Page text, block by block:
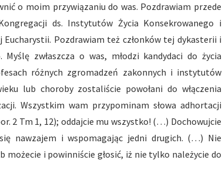
o moim przywiązaniu do was. Pozdrawiam przede
ds. Instytutów Życia Konsekrowanego i
Pozdrawiam też członków tej dykasterii i
zwłaszcza o was, młodzi kandydaci do życia
różnych zgromadzeń zakonnych i instytutów
lub choroby zostaliście powołani do włączenia
Wszystkim wam przypominam słowa adhortacji
2 Tm 1, 12); oddajcie mu wszystko! (…) Dochowujcie
nawzajem i wspomagając jedni drugich. (…) Nie
możecie i powinniście głosić, iż nie tylko należycie do